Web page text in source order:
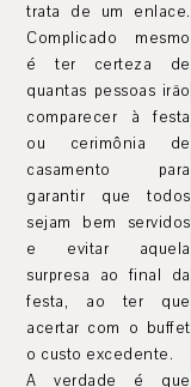
trata de um enlace.
Complicado mesmo
é ter certeza de
quantas pessoas irão
comparecer à festa
ou cerimônia de
casamento para
garantir que todos
sejam bem servidos
e evitar aquela
surpresa ao final da
festa, ao ter que
acertar com o buffet
o custo excedente.
A verdade é que